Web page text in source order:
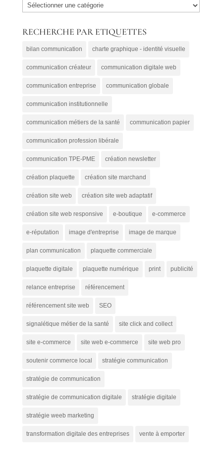
RECHERCHE
CATEGORIES
RECHERCHE PAR ETIQUETTES
bilan communication charte graphique - identité visuelle
communication créateur communication digitale web
communication entreprise communication globale
communication institutionnelle
communication métiers de la santé communication papier
communication profession libérale
communication TPE-PME création newsletter
création plaquette création site marchand
création site web création site web adaptatif
création site web responsive e-boutique e-commerce
e-réputation image d'entreprise image de marque
plan communication plaquette commerciale
plaquette digitale plaquette numérique print publicité
relance entreprise référencement
référencement site web SEO
signalétique métier de la santé site click and collect
site e-commerce site web e-commerce site web pro
soutenir commerce local stratégie communication
stratégie de communication
stratégie de communication digitale stratégie digitale
stratégie weeb marketing
transformation digitale des entreprises vente à emporter